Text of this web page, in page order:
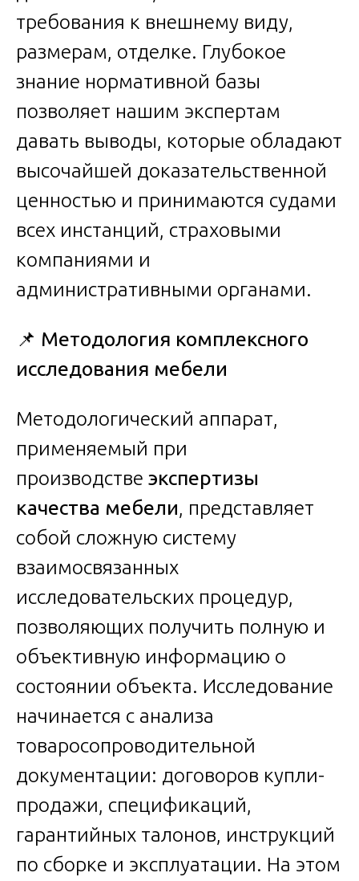
требования к внешнему виду,
размерам, отделке. Глубокое
знание нормативной базы
позволяет нашим экспертам
давать выводы, которые обладают
высочайшей доказательственной
ценностью и принимаются судами
всех инстанций, страховыми
компаниями и
административными органами.
📌 Методология комплексного
исследования мебели
Методологический аппарат,
применяемый при
производстве экспертизы
качества мебели, представляет
собой сложную систему
взаимосвязанных
исследовательских процедур,
позволяющих получить полную и
объективную информацию о
состоянии объекта. Исследование
начинается с анализа
товаросопроводительной
документации: договоров купли-
продажи, спецификаций,
гарантийных талонов, инструкций
по сборке и эксплуатации. На этом